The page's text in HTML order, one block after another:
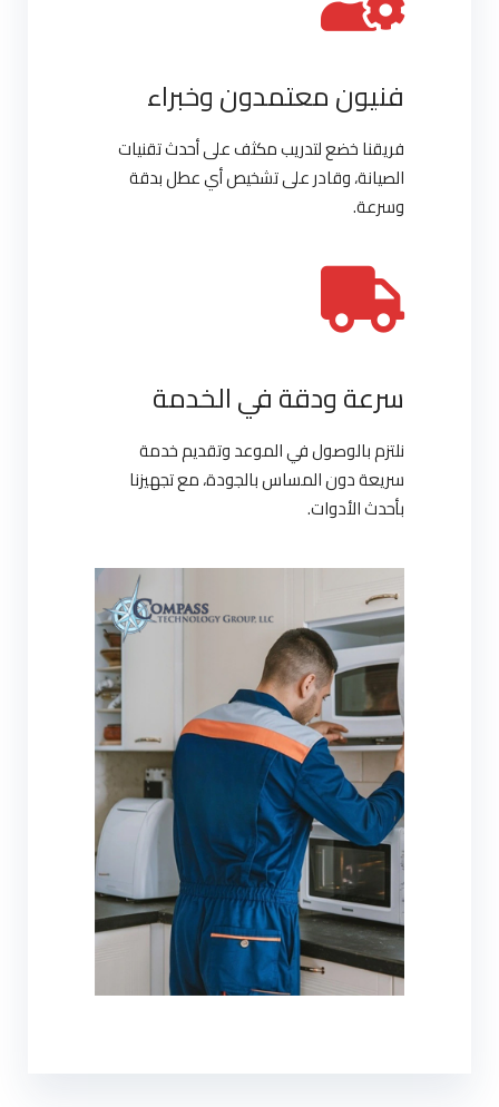
فنيون معتمدون وخبراء
فريقنا خضع لتدريب مكثف على أحدث تقنيات
الصيانة، وقادر على تشخيص أي عطل بدقة
وسرعة.
سرعة ودقة في الخدمة
نلتزم بالوصول في الموعد وتقديم خدمة
سريعة دون المساس بالجودة، مع تجهيزنا
بأحدث الأدوات.